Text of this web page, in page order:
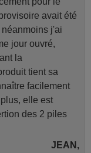
avait été
j'ai
jour ouvré,
la
tient sa
facilement
elle est
des 2 piles
JEAN,